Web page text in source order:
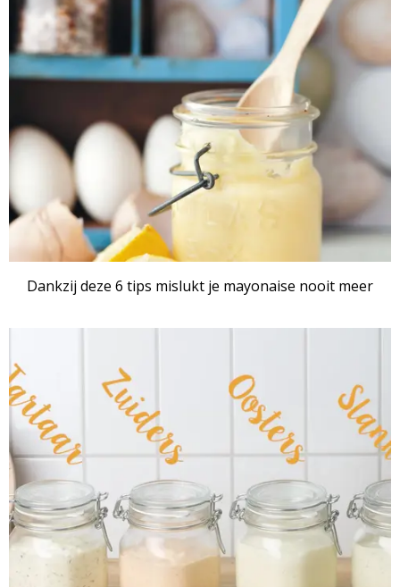
Dankzij deze 6 tips mislukt je mayonaise nooit meer